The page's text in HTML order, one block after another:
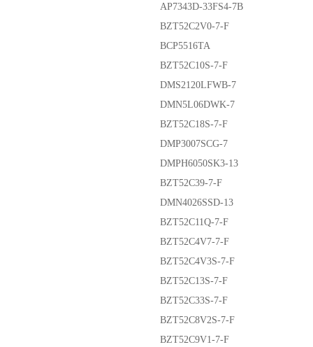
AP7343D-33FS4-7B
BZT52C2V0-7-F
BCP5516TA
BZT52C10S-7-F
DMS2120LFWB-7
DMN5L06DWK-7
BZT52C18S-7-F
DMP3007SCG-7
DMPH6050SK3-13
BZT52C39-7-F
DMN4026SSD-13
BZT52C11Q-7-F
BZT52C4V7-7-F
BZT52C4V3S-7-F
BZT52C13S-7-F
BZT52C33S-7-F
BZT52C8V2S-7-F
BZT52C9V1-7-F